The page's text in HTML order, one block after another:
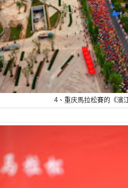
4、重庆馬拉松賽的《濱